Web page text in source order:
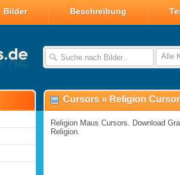
Bilder Beschreibung
Alle
Cursors » Religion
Religion Maus Cursors. Download
Religion.